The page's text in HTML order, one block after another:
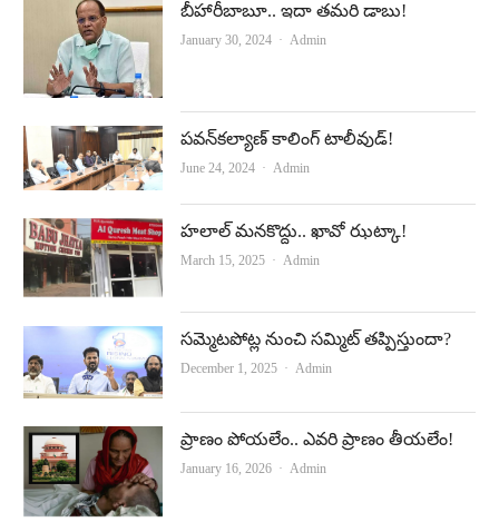
బీహారీబాబూ.. ఇదా తమరి డాబు!
January 30, 2024 Author
Admin
పవన్‌కల్యాణ్‌ కాలింగ్‌ టాలీవుడ్‌!
June 24, 2024 Author
Admin
హలాల్‌ మనకొద్దు.. ఖావో ఝట్కా!
March 15, 2025 Author
Admin
సమ్మెటపోట్ల నుంచి సమ్మిట్‌ తప్పిస్తుందా?
December 1, 2025 Author
Admin
ప్రాణం పోయలేం.. ఎవరి ప్రాణం తీయలేం!
January 16, 2026 Author
Admin